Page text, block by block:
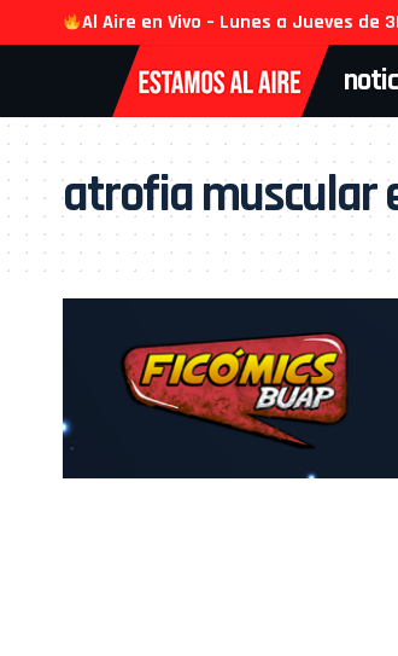
Al Aire en Vivo – Lunes a Jueves de
atrofia muscular